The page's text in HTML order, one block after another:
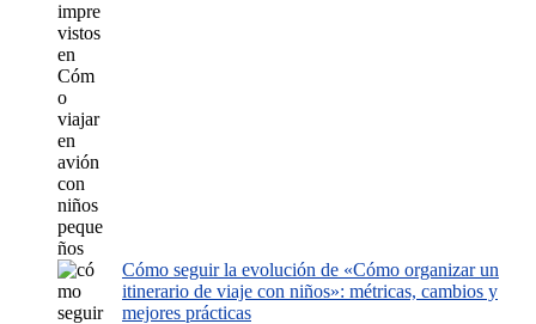
Cómo seguir la evolución de «Cómo organizar un
itinerario de viaje con niños»: métricas, cambios y
mejores prácticas